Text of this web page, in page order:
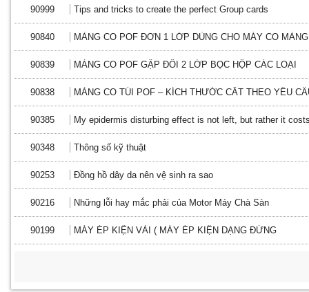
90999 Tips and tricks to create the perfect Group cards
90840 MÀNG CO POF ĐƠN 1 LỚP DÙNG CHO MÁY CO
90839 MÀNG CO POF GẬP ĐÔI 2 LỚP BỌC HỘP CÁC LOẠI
90838 MÀNG CO TÚI POF – KÍCH THƯỚC CẮT THEO YÊU
90385 My epidermis disturbing effect is not left, but rather it
90348 Thông số kỹ thuật
90253 Đồng hồ dây da nên vệ sinh ra sao
90216 Những lỗi hay mắc phải của Motor Máy Chà Sàn
90199 MÁY ÉP KIỆN VẢI ( MÁY ÉP KIỆN DẠNG ĐỨNG